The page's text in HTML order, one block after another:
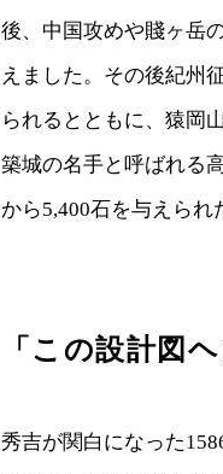
後、中国攻めや賤ヶ岳
えました。その後紀州
られるとともに、猿岡
築城の名手と呼ばれる
から5,400石を与えられ
「この設計図
秀吉が関白になった